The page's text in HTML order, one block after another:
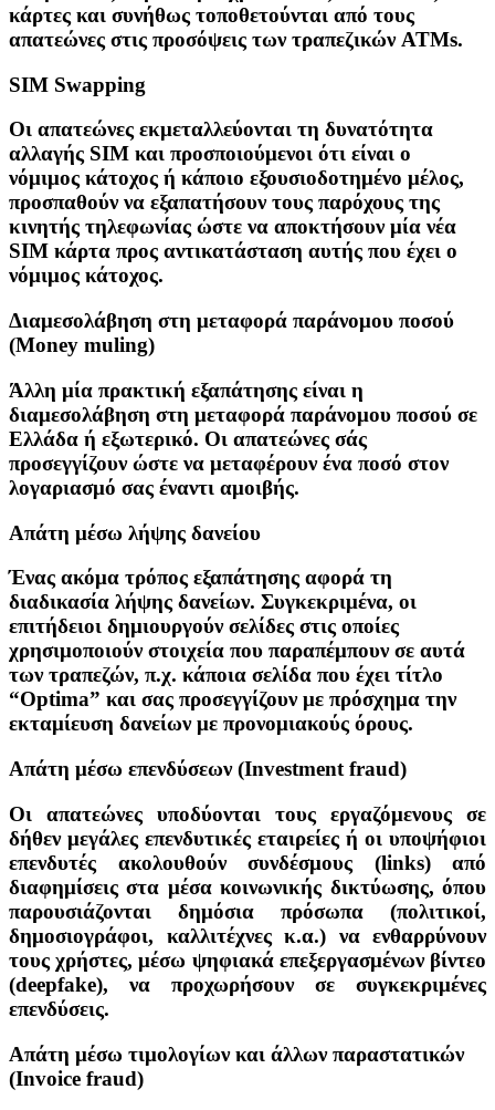
κάρτες και συνήθως τοποθετούνται από τους
απατεώνες στις προσόψεις των τραπεζικών ATMs.
SIM Swapping
Οι απατεώνες εκμεταλλεύονται τη δυνατότητα
αλλαγής SIM και προσποιούμενοι ότι είναι ο
νόμιμος κάτοχος ή κάποιο εξουσιοδοτημένο μέλος,
προσπαθούν να εξαπατήσουν τους παρόχους της
κινητής τηλεφωνίας ώστε να αποκτήσουν μία νέα
SIM κάρτα προς αντικατάσταση αυτής που έχει ο
νόμιμος κάτοχος.
Διαμεσολάβηση στη μεταφορά παράνομου ποσού
(Money muling)
Άλλη μία πρακτική εξαπάτησης είναι η
διαμεσολάβηση στη μεταφορά παράνομου ποσού σε
Ελλάδα ή εξωτερικό. Οι απατεώνες σάς
προσεγγίζουν ώστε να μεταφέρουν ένα ποσό στον
λογαριασμό σας έναντι αμοιβής.
Απάτη μέσω λήψης δανείου
Ένας ακόμα τρόπος εξαπάτησης αφορά τη
διαδικασία λήψης δανείων. Συγκεκριμένα, οι
επιτήδειοι δημιουργούν σελίδες στις οποίες
χρησιμοποιούν στοιχεία που παραπέμπουν σε αυτά
των τραπεζών, π.χ. κάποια σελίδα που έχει τίτλο
“Optima” και σας προσεγγίζουν με πρόσχημα την
εκταμίευση δανείων με προνομιακούς όρους.
Απάτη μέσω επενδύσεων (Investment fraud)
Οι απατεώνες υποδύονται τους εργαζόμενους σε
δήθεν μεγάλες επενδυτικές εταιρείες ή οι υποψήφιοι
επενδυτές ακολουθούν συνδέσμους (links) από
διαφημίσεις στα μέσα κοινωνικής δικτύωσης, όπου
παρουσιάζονται δημόσια πρόσωπα (πολιτικοί,
δημοσιογράφοι, καλλιτέχνες κ.α.) να ενθαρρύνουν
τους χρήστες, μέσω ψηφιακά επεξεργασμένων βίντεο
(deepfake), να προχωρήσουν σε συγκεκριμένες
επενδύσεις.
Απάτη μέσω τιμολογίων και άλλων παραστατικών
(Invoice fraud)